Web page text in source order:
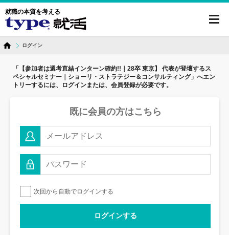
就職の本質を考える
ログイン
「【参加者は選考直結インターン確約!!｜28卒 東京】 代表が登壇するス
ペシャルセミナー｜ショーリ・ストラテジー＆コンサルティング」へエン
トリーするには、ログインまたは、会員登録が必要です。
既に会員の方はこちら
次回から自動でログインする